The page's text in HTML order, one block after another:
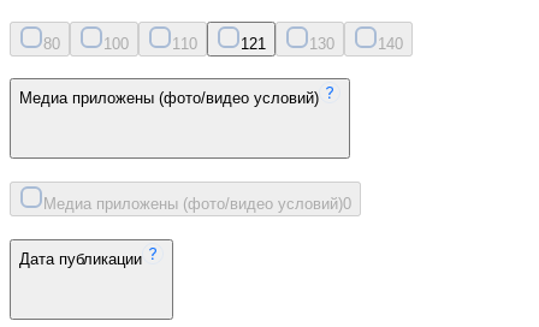
80 100 11 0 121 130 140
Медиа приложены (фото/видео условий)
Медиа приложены (фото/видео условий)0
Дата публикации